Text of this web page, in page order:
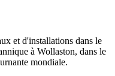
et d'installations dans le
à Wollaston, dans le
mondiale.